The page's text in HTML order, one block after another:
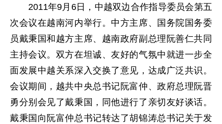
2011年9月6日，中越双边合作指导委员会第五
次会议在越南河内举行。中方主席、国务院国务委
员戴秉国和越方主席、越南政府副总理阮善仁共同
主持会议。双方在坦诚、友好的气氛中就进一步全
面发展中越关系深入交换了意见，达成广泛共识。
会议期间，越共中央总书记阮富仲、政府总理阮晋
勇分别会见了戴秉国，同他进行了亲切友好谈话。
戴秉国向阮富仲总书记转达了胡锦涛总书记关于发